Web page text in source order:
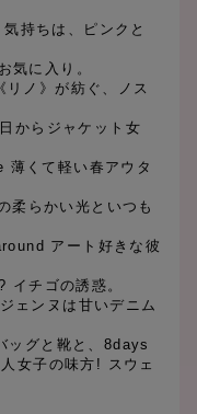
持ちは、ピンクと
に入り。
ノ》が紡ぐ、ノス
らジャケット女
くて軽い春アウタ
らかい光といつも
アート好きな彼
チゴの誘惑。
ンヌは甘いデニム
グと靴と、8days
女子の味方! スウェ